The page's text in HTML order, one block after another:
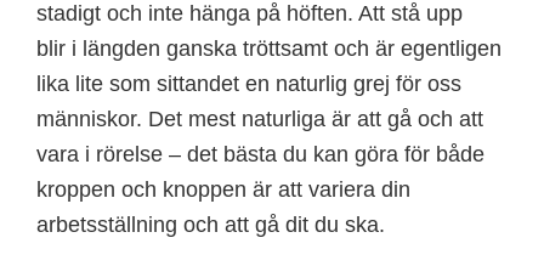
stadigt och inte hänga på höften. Att stå upp
blir i längden ganska tröttsamt och är egentligen
lika lite som sittandet en naturlig grej för oss
människor. Det mest naturliga är att gå och att
vara i rörelse – det bästa du kan göra för både
kroppen och knoppen är att variera din
arbetsställning och att gå dit du ska.